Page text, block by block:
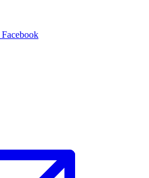
Facebook